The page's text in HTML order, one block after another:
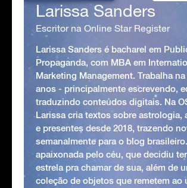
Larissa Sanders
Escritor na Online Star Register
Larissa Sanders é bacharel em
Propaganda, com MBA em
Marketing Management. Trabalha na
anos - principalmente escrevendo,
traduzindo conteúdos digitais. Na
Larissa cria textos sobre astrologia,
e presentes desde 2018, trazendo
semanalmente para o blog
apaixonada pelo céu, que decidiu
estrela pra chamar de sua, além de
coleção de objetos que remetem ao